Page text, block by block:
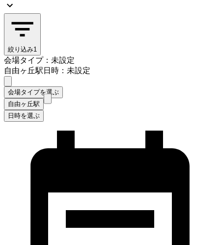
絞り込み1
会場タイプ：未設定
自由ヶ丘駅日時：未設定
会場タイプを選ぶ
自由ヶ丘駅
日時を選ぶ